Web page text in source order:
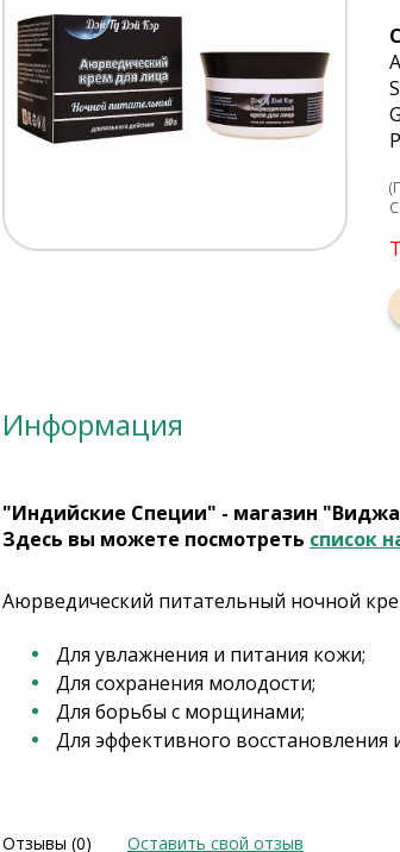
Информация
"Индийские Специи" - магазин
Здесь вы можете посмотреть список
Аюрведический питательный ночной
Для увлажнения и питания кожи;
Для сохранения молодости;
Для борьбы с морщинами;
Для эффективного восстановления
Отзывы (0) Оставить свой отзыв